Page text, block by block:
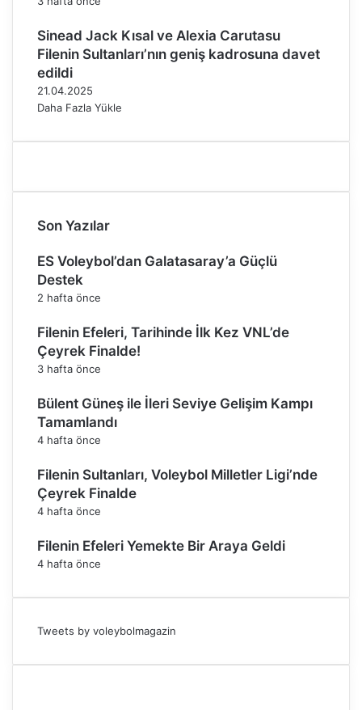
o
u
k
Y
a
y
a
’
d
b
i
r
r
a
y
g
e
i
n
d
Sinead Jack Kısal ve Alexia Carutasu
Filenin Sultanları’nın geniş kadrosuna davet
edildi
21.04.2025
Daha Fazla Yükle
Son Yazılar
ES Voleybol’dan Galatasaray’a Güçlü
Destek
2 hafta önce
Filenin Efeleri, Tarihinde İlk Kez VNL’de
Çeyrek Finalde!
3 hafta önce
Bülent Güneş ile İleri Seviye Gelişim Kampı
Tamamlandı
4 hafta önce
Filenin Sultanları, Voleybol Milletler Ligi’nde
Çeyrek Finalde
4 hafta önce
Filenin Efeleri Yemekte Bir Araya Geldi
4 hafta önce
Tweets by voleybolmagazin